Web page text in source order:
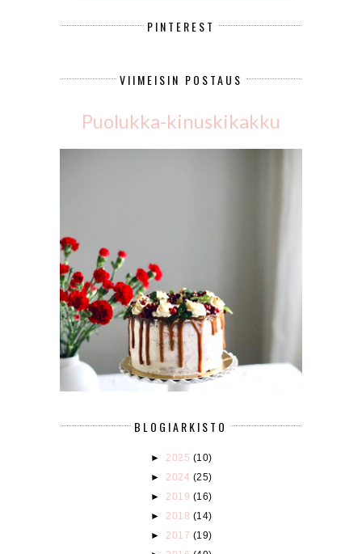
PINTEREST
VIIMEISIN POSTAUS
Puolukka-kinuskikakku
BLOGIARKISTO
► 2025 (10)
► 2024 (25)
► 2019 (16)
► 2018 (14)
► 2017 (19)